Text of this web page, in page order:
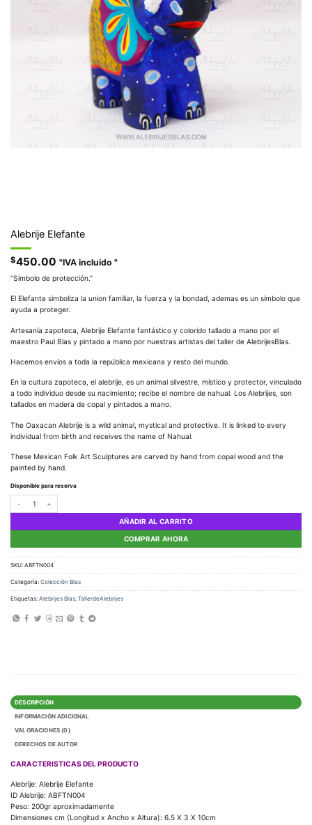
Alebrije Elefante
$450.00 "IVA incluido "
“Simbolo de protección.”
El Elefante simboliza la union familiar, la fuerza y la bondad, ademas es un símbolo que
ayuda a proteger.
Artesanía zapoteca, Alebrije Elefante fantástico y colorido tallado a mano por el
maestro Paul Blas y pintado a mano por nuestras artistas del taller de AlebrijesBlas.
Hacemos envíos a toda la república mexicana y resto del mundo.
En la cultura zapoteca, el alebrije, es un animal silvestre, místico y protector, vinculado
a todo individuo desde su nacimiento; recibe el nombre de nahual. Los Alebrijes, son
tallados en madera de copal y pintados a mano.
The Oaxacan Alebrije is a wild animal, mystical and protective. It is linked to every
individual from birth and receives the name of Nahual.
These Mexican Folk Art Sculptures are carved by hand from copal wood and the
painted by hand.
Disponible para reserva
AÑADIR AL CARRITO
COMPRAR AHORA
SKU: ABFTN004
Categoría: Colección Blas
Etiquetas: Alebrijes Blas, TallerdeAlebrijes
DESCRIPCIÓN
INFORMACIÓN ADICIONAL
VALORACIONES (0)
DERECHOS DE AUTOR
CARACTERISTICAS DEL PRODUCTO
Alebrije: Alebrije Elefante
ID Alebrije: ABFTN004
Peso: 200gr aproximadamente
Dimensiones cm (Longitud x Ancho x Altura): 6.5 X 3 X 10cm